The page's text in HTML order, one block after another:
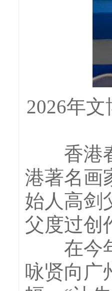
2026年
香港春
港著名画
始人高剑
父度过创
在今年
咏贤向广